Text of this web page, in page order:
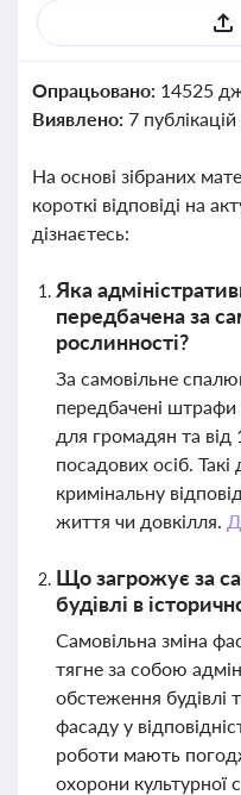
Опрацьовано: 14525
Виявлено: 7
На основі зібраних
короткі відповіді на
дізнаєтесь:
Яка
передбачена за
рослинності?
За самовільне
передбачені
для громадян та
посадових осіб.
кримінальну
життя чи довкілля.
Що загрожує за
будівлі в
Самовільна зміна
тягне за собою
обстеження
фасаду у
роботи мають
охорони культурної